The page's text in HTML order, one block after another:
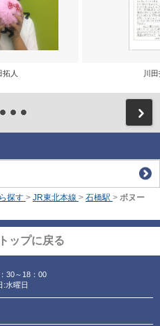
拓人 川
探す > JR東北本線 > 石橋駅 > ボヌー
ップに戻る
30～18：00
:水曜日